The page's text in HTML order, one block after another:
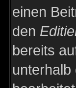
einen
den
bereits